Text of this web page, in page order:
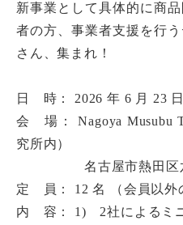
新事業として具体的に商
者の方、事業者支援を行
さん、集まれ！
日 時： 2026 年 6 月 23
会場： Nagoya Musubu
究所内）
名古屋市熱田区
定
員： 12 名 （会員以外
内 容： 1) 2社によるミ